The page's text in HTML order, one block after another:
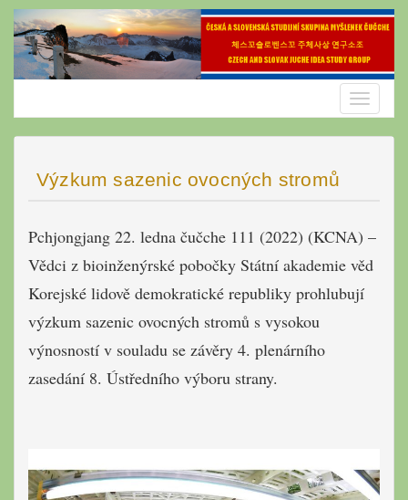
Skip
content
Toggle
Výzkum sazenic ovocných stromů
Pchjongjang 22. ledna čučche 111 (2022) (KCNA) –
Vědci z bioinženýrské pobočky Státní akademie věd
Korejské lidově demokratické republiky prohlubují
výzkum sazenic ovocných stromů s vysokou
výnosností v souladu se závěry 4. plenárního
zasedání 8. Ústředního výboru strany.